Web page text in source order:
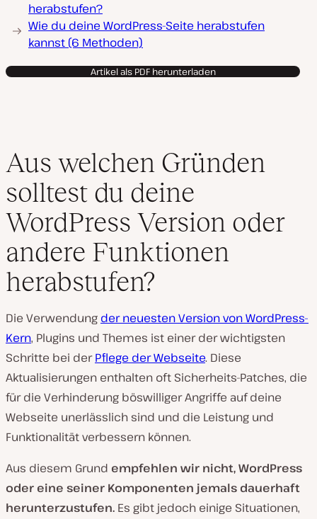
herabstufen?
Wie du deine WordPress-Seite herabstufen
kannst (6 Methoden)
Artikel als PDF herunterladen
Aus welchen Gründen
solltest du deine
WordPress Version oder
andere Funktionen
herabstufen?
Die Verwendung der neuesten Version von WordPress-
Kern, Plugins und Themes ist einer der wichtigsten
Schritte bei derPflege der Webseite. Diese
Aktualisierungen enthalten oft Sicherheits-Patches, die
für die Verhinderung böswilliger Angriffe auf deine
Webseite unerlässlich sind und die Leistung und
Funktionalität verbessern können.
Aus diesem Grund empfehlen wir nicht, WordPress
oder eine seiner Komponenten jemals dauerhaft
herunterzustufen. Es gibt jedoch einige Situationen,